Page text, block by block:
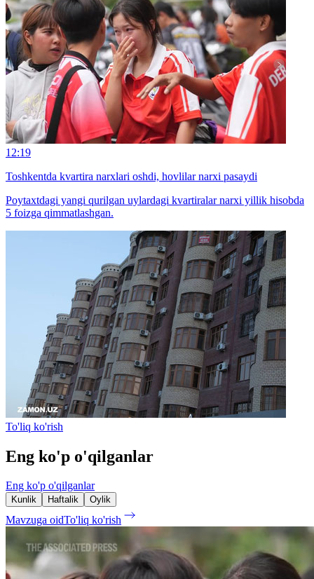
12:19
Toshkentda kvartira narxlari oshdi, hovlilar narxi pasaydi
Poytaxtdagi yangi qurilgan uylardagi kvartiralar narxi yillik hisobda
5 foizga qimmatlashgan.
To'liq ko'rish
Eng ko'p o'qilganlar
Eng ko'p o'qilganlar
Kunlik Haftalik Oylik
Mavzuga oidTo'liq ko'rish